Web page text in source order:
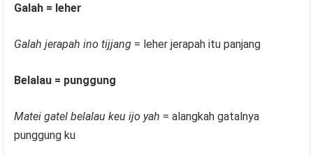
Galah = leher
Galah jerapah ino tijjang = leher jerapah itu panjang
Belalau = punggung
Matei gatel belalau keu ijo yah = alangkah gatalnya
punggung ku